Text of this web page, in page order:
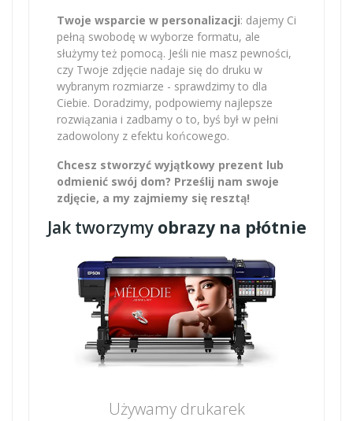
Twoje wsparcie w personalizacji: dajemy Ci
pełną swobodę w wyborze formatu, ale
służymy też pomocą. Jeśli nie masz pewności,
czy Twoje zdjęcie nadaje się do druku w
wybranym rozmiarze - sprawdzimy to dla
Ciebie. Doradzimy, podpowiemy najlepsze
rozwiązania i zadbamy o to, byś był w pełni
zadowolony z efektu końcowego.
Chcesz stworzyć wyjątkowy prezent lub
odmienić swój dom? Prześlij nam swoje
zdjęcie, a my zajmiemy się resztą!
Jak tworzymyobrazy na płótnie
Używamy drukarek